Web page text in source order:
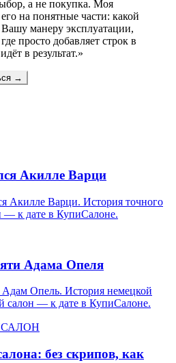
а не покупка. Моя
на понятные части: какой
манеру эксплуатации,
просто добавляет строк в
в результат.»
→
Акилле Варци
Акилле Варци. История точного
— к дате в КупиСалоне.
Адама Опеля
Адам Опель. История немецкой
салон — к дате в КупиСалоне.
без скрипов, как